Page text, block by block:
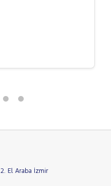
2. El Araba İzmir